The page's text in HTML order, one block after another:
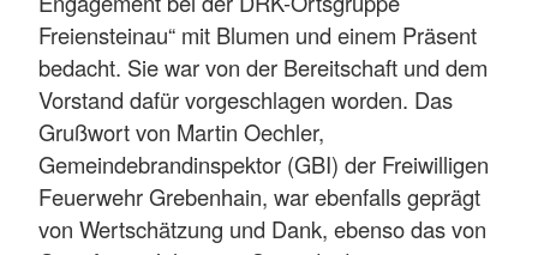
Freiensteinau“ mit Blumen und einem Präsent
bedacht. Sie war von der Bereitschaft und dem
Vorstand dafür vorgeschlagen worden. Das
Grußwort von Martin Oechler,
Gemeindebrandinspektor (GBI) der Freiwilligen
Feuerwehr Grebenhain, war ebenfalls geprägt
von Wertschätzung und Dank, ebenso das von